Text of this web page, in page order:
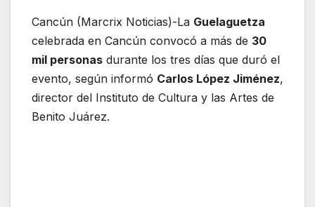
Cancún (Marcrix Noticias)-La Guelaguetza
celebrada en Cancún convocó a más de 30
mil personas durante los tres días que duró el
evento, según informó Carlos López Jiménez,
director del Instituto de Cultura y las Artes de
Benito Juárez.